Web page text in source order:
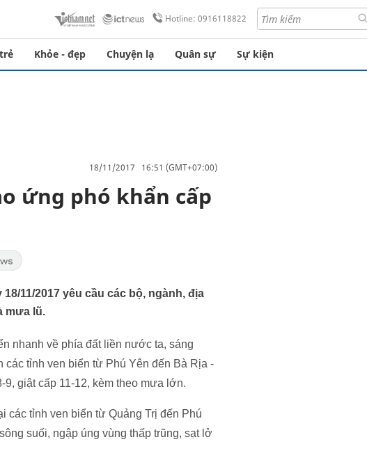
Hotline: 0916118822
Khỏe - đẹp Chuyện lạ Quân sự Sự kiện
18/11/2017 16:51 (GMT+07:00)
ứng phó khẩn cấp
11/2017 yêu cầu các bộ, ngành, địa
mưa lũ.
nhanh về phía đất liền nước ta, sáng
tỉnh ven biển từ Phú Yên đến Bà Rịa -
giật cấp 11-12, kèm theo mưa lớn.
tỉnh ven biển từ Quảng Trị đến Phú
suối, ngập úng vùng thấp trũng, sạt lở